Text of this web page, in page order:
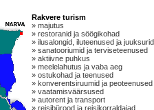
Rakvere turism
» majutus
» restoranid ja söögikohad
» ilusalongid, iluteenused ja juuksurid
» sanatooriumid ja terviseteenused
» aktiivne puhkus
» meelelahutus ja vaba aeg
» ostukohad ja teenused
» konverentsiruumid ja peoteenused
» vaatamisväärsused
» autorent ja transport
» reisibürood ja reisikorraldajad